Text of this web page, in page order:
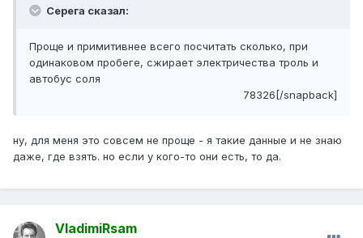
Серега сказал:
Проще и примитивнее всего посчитать сколько, при
одинаковом пробеге, сжирает электричества троль и
автобус соля
78326[/snapback]
ну, для меня это совсем не проще - я такие данные и не знаю
даже, где взять. но если у кого-то они есть, то да.
VladimiRsam